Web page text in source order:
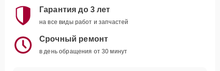
Гарантия до 3 лет
на все виды работ и запчастей
Срочный ремонт
в день обращения от 30 минут